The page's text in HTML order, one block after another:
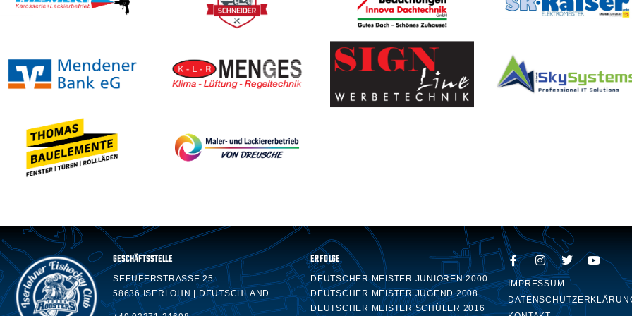
GESCHÄFTSSTELLE
SEEUFERSTRASSE 25
58636 ISERLOHN | DEUTSCHLAND
ERFOLGE
DEUTSCHER MEISTER JUNIOREN 2000
DEUTSCHER MEISTER JUGEND 2008
DEUTSCHER MEISTER SCHÜLER 2016
IMPRESSUM